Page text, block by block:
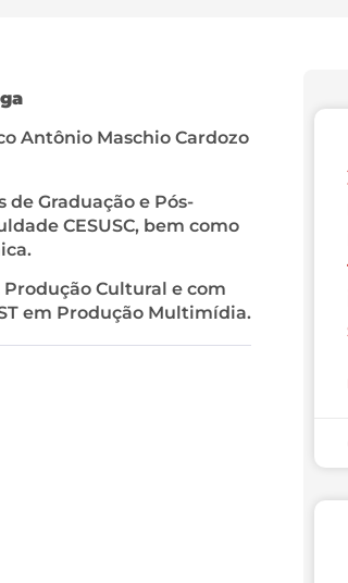
Antônio Maschio Cardozo
Graduação e Pós-
CESUSC, bem como
Cultural e com
em Produção Multimídia.